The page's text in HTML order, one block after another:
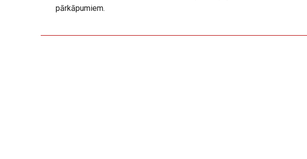
pārkāpumiem.